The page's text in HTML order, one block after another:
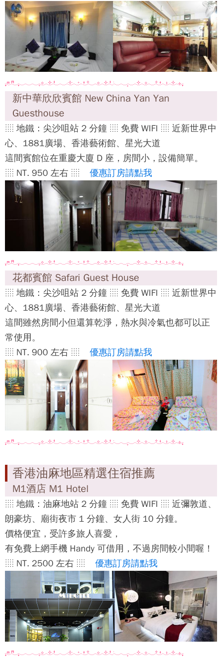
新中華欣欣賓館 New China Yan Yan
Guesthouse
░ 地鐵：尖沙咀站 2 分鐘 ░ 免費 WIFI ░ 近新世界中
心、1881廣場、香港藝術館、星光大道
這間賓館位在重慶大廈 D 座，房間小，設備簡單。
░ NT. 950 左右 ░ 優惠訂房請點我
花都賓館 Safari Guest House
░ 地鐵：尖沙咀站 2 分鐘 ░ 免費 WIFI ░ 近新世界中
心、1881廣場、香港藝術館、星光大道
這間雖然房間小但還算乾淨，熱水與冷氣也都可以正
常使用。
░ NT. 900 左右 ░ 優惠訂房請點我
香港油麻地區精選住宿推薦
M1酒店 M1 Hotel
░ 地鐵：油麻地站 2 分鐘 ░ 免費 WIFI ░ 近彌敦道、
朗豪坊、廟街夜市 1 分鐘、女人街 10 分鐘。
價格便宜，受許多旅人喜愛，
有免費上網手機 Handy 可借用，不過房間較小間喔！
░ NT. 2500 左右 ░ 優惠訂房請點我